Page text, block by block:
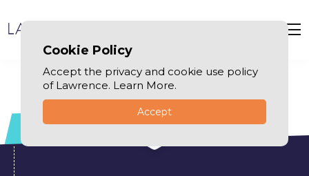
Cookie Policy
Accept the privacy and cookie use policy
of Lawrence. Learn More.
Accept